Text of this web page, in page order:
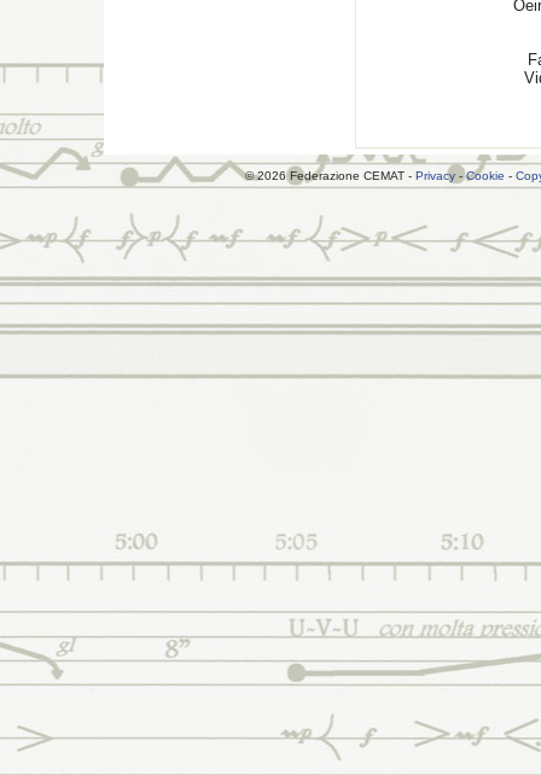
© 2026 Federazione CEMAT - Privacy -Cookie -